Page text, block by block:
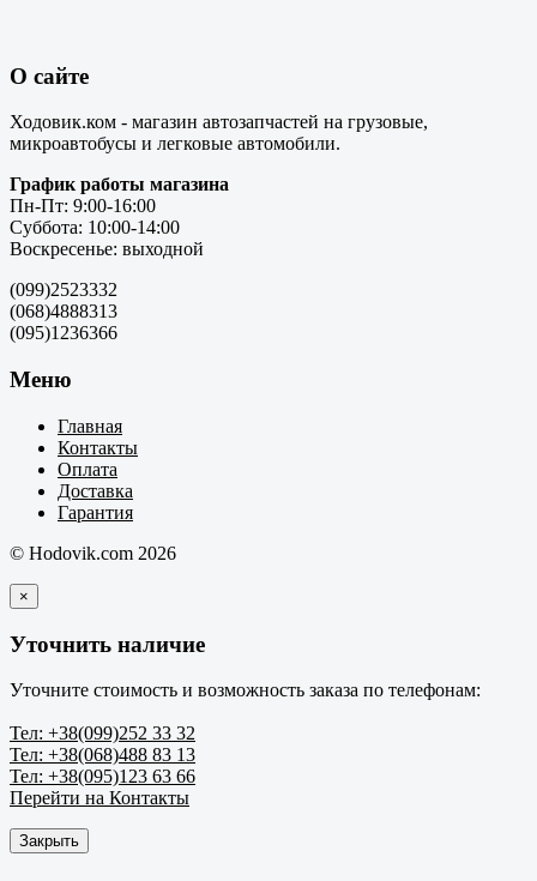
О сайте
Ходовик.ком - магазин автозапчастей на грузовые,
микроавтобусы и легковые автомобили.
График работы магазина
Пн-Пт: 9:00-16:00
Суббота: 10:00-14:00
Воскресенье: выходной
(099)2523332
(068)4888313
(095)1236366
Меню
Главная
Контакты
Оплата
Доставка
Гарантия
© Hodovik.com 2026
×
Уточнить наличие
Уточните стоимость и возможность заказа по телефонам:
Тел: +38(099)252 33 32
Тел: +38(068)488 83 13
Тел: +38(095)123 63 66
Перейти на Контакты
Закрыть